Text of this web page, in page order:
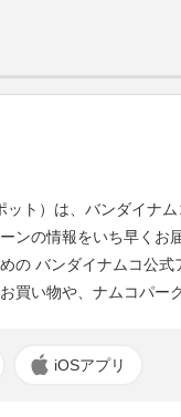
ト）は、バンダイナ
ンの情報をいち早くお
の バンダイナムコ公式
買い物や、ナムコパー
iOSアプリ